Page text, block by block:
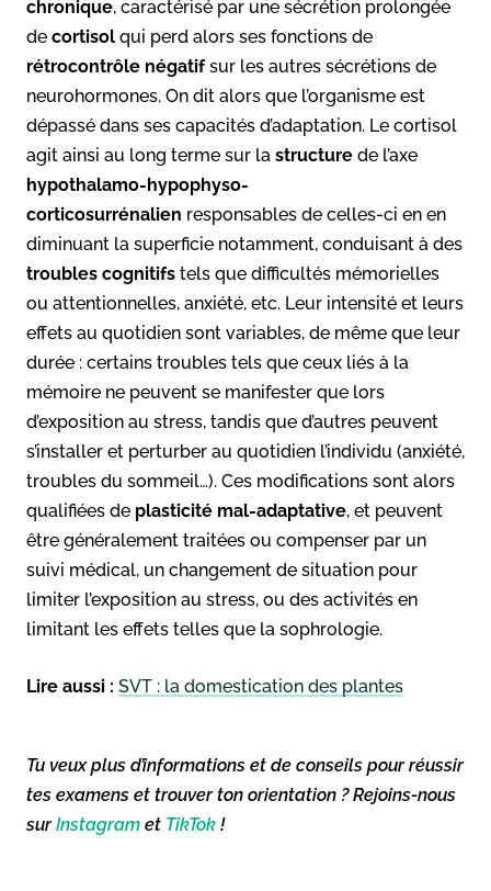
chronique, caractérisé par une sécrétion prolongée
de cortisol qui perd alors ses fonctions de
rétrocontrôle négatifsur les autres sécrétions de
neurohormones. On dit alors que l’organisme est
dépassé dans ses capacités d’adaptation. Le cortisol
agit ainsi au long terme sur la structure de l’axe
hypothalamo-hypophyso-
corticosurrénalien responsables de celles-ci en en
diminuant la superficie notamment, conduisant à des
troubles cognitifs tels que difficultés mémorielles
ou attentionnelles, anxiété, etc. Leur intensité et leurs
effets au quotidien sont variables, de même que leur
durée : certains troubles tels que ceux liés à la
mémoire ne peuvent se manifester que lors
d’exposition au stress, tandis que d’autres peuvent
s’installer et perturber au quotidien l’individu (anxiété,
troubles du sommeil…). Ces modifications sont alors
qualifiées de plasticité mal-adaptative, et peuvent
être généralement traitées ou compenser par un
suivi médical, un changement de situation pour
limiter l’exposition au stress, ou des activités en
limitant les effets telles que la sophrologie.
Lire aussi : SVT : la domestication des plantes
Tu veux plus d’informations et de conseils pour réussir
tes examens et trouver ton orientation ? Rejoins-nous
surInstagram et TikTok !